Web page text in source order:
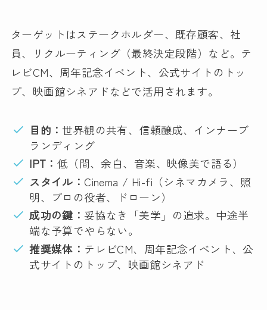
ターゲットはステークホルダー、既存顧客、社
員、リクルーティング（最終決定段階）など。テ
レビCM、周年記念イベント、公式サイトのトッ
プ、映画館シネアドなどで活用されます。
目的：世界観の共有、信頼醸成、インナーブ
ランディング
IPT： 低（間、余白、音楽、映像美で語る）
スタイル： Cinema / Hi-fi（シネマカメラ、照
明、プロの役者、ドローン）
成功の鍵：妥協なき「美学」の追求。中途半
端な予算でやらない。
推奨媒体： テレビCM、周年記念イベント、公
式サイトのトップ、映画館シネアド